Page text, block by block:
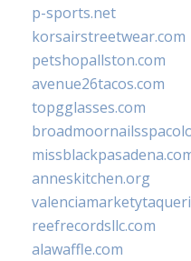
p-sports.net
korsairstreetwear.com
petshopallston.com
avenue26tacos.com
topgglasses.com
anneskitchen.org
reefrecordsllc.com
alawaffle.com